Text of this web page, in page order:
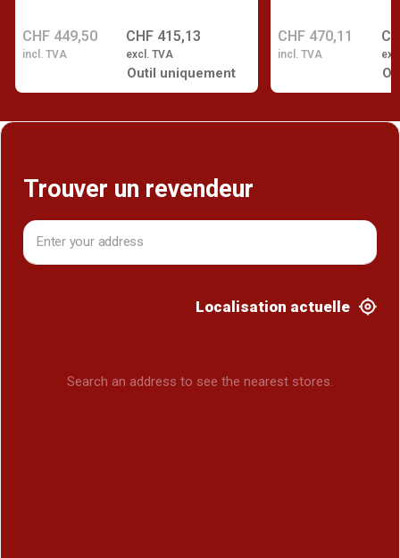
CHF 415,13
excl. TVA
CHF 449,50
incl. TVA
Outil uniquement
CHF 470,11
incl. TVA
Trouver un revendeur
Localisation actuelle
Search an address to see the nearest stores.